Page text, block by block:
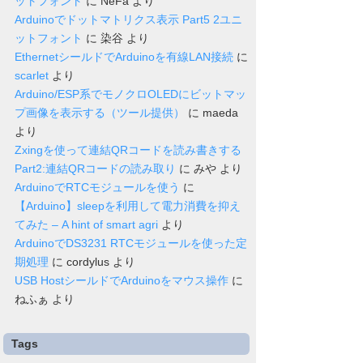
Arduinoでドットマトリクス表示 Part5 2ユニ
ットフォント に 染谷 より
EthernetシールドでArduinoを有線LAN接続に
scarletより
Arduino/ESP系でモノクロOLEDにビットマッ
プ画像を表示する（ツール提供）
に maeda
より
Zxingを使って連結QRコードを読み書きする
Part2:連結QRコードの読み取り に みやより
ArduinoでRTCモジュールを使う に
【Arduino】sleepを利用して電力消費を抑え
てみた – A hint of smart agriより
ArduinoでDS3231 RTCモジュールを使った定
期処理 に cordylusより
USB HostシールドでArduinoをマウス操作に
ねふぁ より
Tags